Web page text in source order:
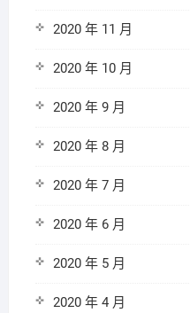
2020 年 11 月
2020 年 10 月
2020 年 9 月
2020 年 8 月
2020 年 7 月
2020 年 6 月
2020 年 5 月
2020 年 4 月